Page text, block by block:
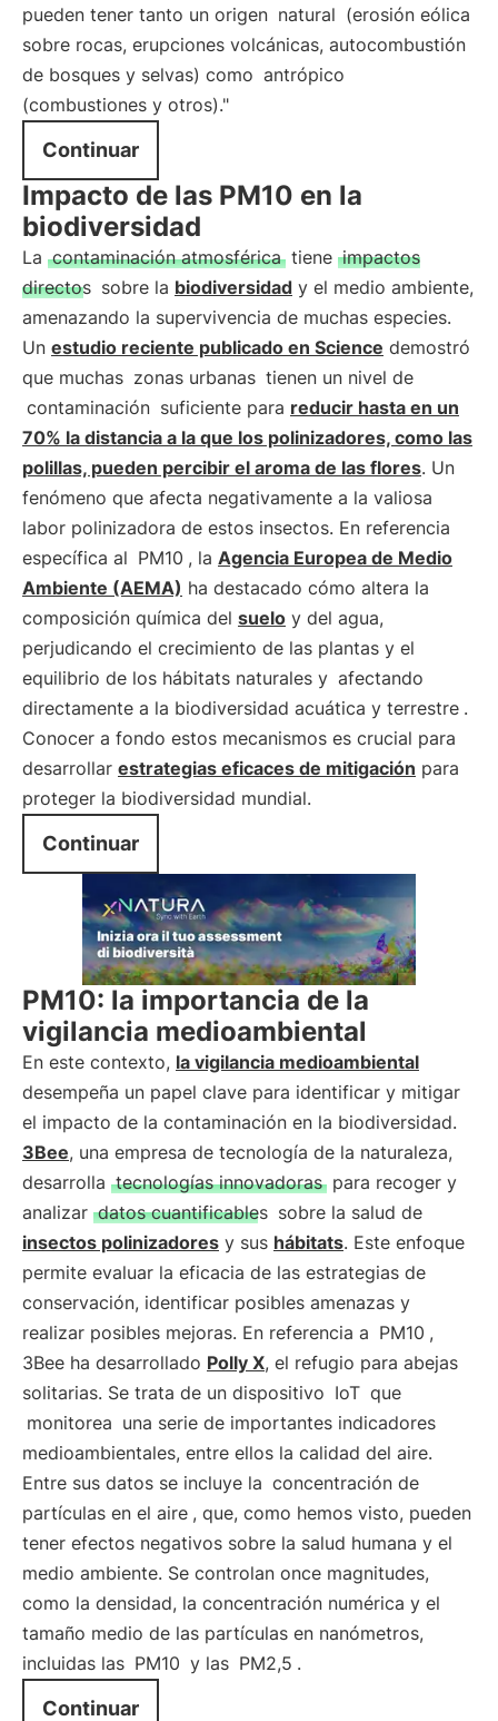
pueden tener tanto un origen natural (erosión eólica
sobre rocas, erupciones volcánicas, autocombustión
de bosques y selvas) como antrópico
(combustiones y otros)."
Continuar
Impacto de las PM10 en la
biodiversidad
La contaminación atmosférica tiene impactos
directos sobre la biodiversidad y el medio ambiente,
amenazando la supervivencia de muchas especies.
Un estudio reciente publicado en Science demostró
que muchas zonas urbanas tienen un nivel de
contaminación suficiente para reducir hasta en un
70% la distancia a la que los polinizadores, como las
polillas, pueden percibir el aroma de las flores. Un
fenómeno que afecta negativamente a la valiosa
labor polinizadora de estos insectos. En referencia
específica al PM10 , la Agencia Europea de Medio
Ambiente (AEMA) ha destacado cómo altera la
composición química del suelo y del agua,
perjudicando el crecimiento de las plantas y el
equilibrio de los hábitats naturales y afectando
directamente a la biodiversidad acuática y terrestre .
Conocer a fondo estos mecanismos es crucial para
desarrollar estrategias eficaces de mitigación para
proteger la biodiversidad mundial.
Continuar
PM10: la importancia de la
vigilancia medioambiental
En este contexto, la vigilancia medioambiental
desempeña un papel clave para identificar y mitigar
el impacto de la contaminación en la biodiversidad.
3Bee, una empresa de tecnología de la naturaleza,
desarrolla tecnologías innovadoras para recoger y
analizar datos cuantificables sobre la salud de
insectos polinizadores y sus hábitats. Este enfoque
permite evaluar la eficacia de las estrategias de
conservación, identificar posibles amenazas y
realizar posibles mejoras. En referencia a PM10 ,
3Bee ha desarrollado Polly X, el refugio para abejas
solitarias. Se trata de un dispositivo IoT que
monitorea una serie de importantes indicadores
medioambientales, entre ellos la calidad del aire.
Entre sus datos se incluye la concentración de
partículas en el aire , que, como hemos visto, pueden
tener efectos negativos sobre la salud humana y el
medio ambiente. Se controlan once magnitudes,
como la densidad, la concentración numérica y el
tamaño medio de las partículas en nanómetros,
incluidas las PM10 y las PM2,5 .
Continuar